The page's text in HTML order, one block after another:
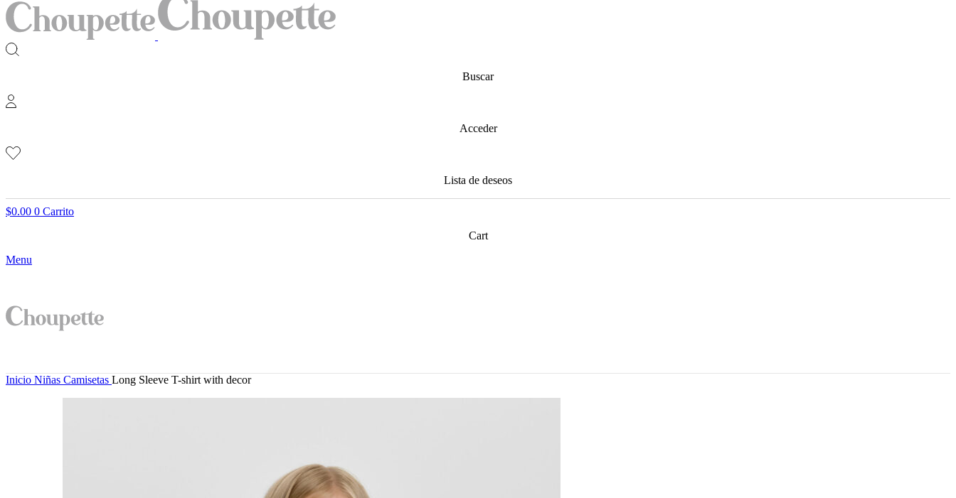
Buscar
Acceder
Lista de deseos
$0.00 0 Carrito
Cart
Menu
Inicio Niñas Camisetas Long Sleeve T-shirt with decor